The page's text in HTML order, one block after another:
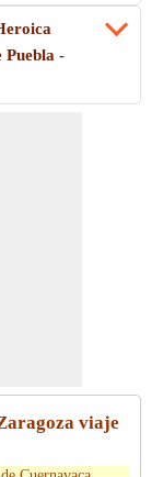
Puebla -
viaje